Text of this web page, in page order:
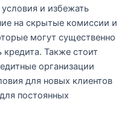
и избежать
на скрытые комиссии и
могут существенно
Также стоит
организации
для новых клиентов
постоянных